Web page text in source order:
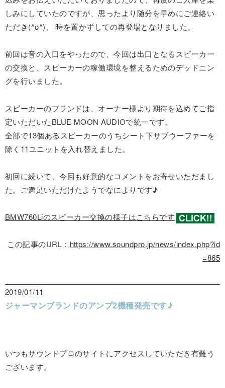
しみにしていたのですが、思ったより随分を早めにご連絡い
ただき(^o^)、 時を置かずしての再登場となりました。
前回は音の入口をやったので、今回は出口となるスピーカー
の交換と、スピーカーの稼働環境を整えるためのデッドニン
グを行いました。
スピーカーのブランドは、オーナー様より期待を込めてご指
定いただいたBLUE MOON AUDIOで統一です。
全部で13個あるスピーカーのうちシート下サブウーファーを
除く11ユニットを入れ替えました。
初回に続いて、今回も好意的なコメントをお寄せいただまし
た。ご満足いただけたようでなによりです♪
BMW760Liのスピーカー交換の様子はこちらです
この記事のURL： https://www.soundpro.jp/news/index.php?id
=865
2019/01/11
ジャーマンブランドのアンプ2機種発売です♪
いつもサウンドプロのサイトにアクセスしていただき有難う
ございます。